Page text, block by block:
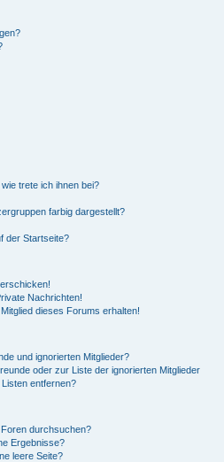
trete ich ihnen bei?
farbig dargestellt?
der Startseite?
Nachrichten!
dieses Forums erhalten!
und ignorierten Mitglieder?
oder zur Liste der ignorierten Mitglieder
entfernen?
durchsuchen?
Ergebnisse?
leere Seite?